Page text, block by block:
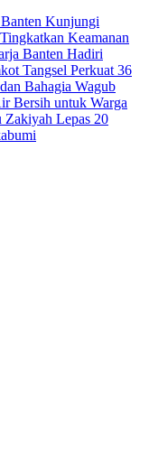
Kunjungi
Tingkatkan Keamanan
Banten Hadiri
Tangsel Perkuat 36
Bahagia Wagub
Bersih untuk Warga
Zakiyah Lepas 20